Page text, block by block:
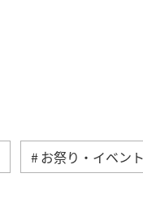
お祭り・イベント